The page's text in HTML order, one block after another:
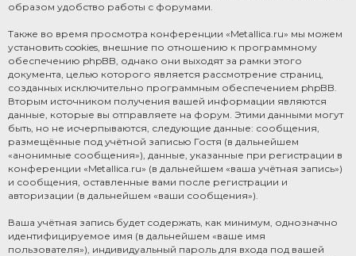
образом удобство работы с форумами.
Также во время просмотра конференции «Metallica.ru» мы можем
установить cookies, внешние по отношению к программному
обеспечению phpBB, однако они выходят за рамки этого
документа, целью которого является рассмотрение страниц,
созданных исключительно программным обеспечением phpBB.
Вторым источником получения вашей информации являются
данные, которые вы отправляете на форум. Этими данными могут
быть, но не исчерпываются, следующие данные: сообщения,
размещённые под учётной записью Гостя (в дальнейшем
«анонимные сообщения»), данные, указанные при регистрации в
конференции «Metallica.ru» (в дальнейшем «ваша учётная запись»)
и сообщения, оставленные вами после регистрации и
авторизации (в дальнейшем «ваши сообщения»).
Ваша учётная запись будет содержать, как минимум, однозначно
идентифицируемое имя (в дальнейшем «ваше имя
пользователя»), индивидуальный пароль для входа под вашей